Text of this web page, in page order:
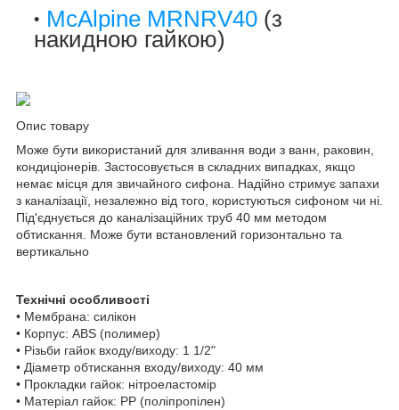
McAlpine MRNRV40 (з
накидною гайкою)
Опис товару
Може бути використаний для зливання води з ванн, раковин,
кондиціонерів. Застосовується в складних випадках, якщо
немає місця для звичайного сифона. Надійно стримує запахи
з каналізації, незалежно від того, користуються сифоном чи ні.
Під'єднується до каналізаційних труб 40 мм методом
обтискання. Може бути встановлений горизонтально та
вертикально
Технічні особливості
• Мембрана: силікон
• Корпус: ABS (полимер)
• Різьби гайок входу/виходу: 1 1/2"
• Діаметр обтискання входу/виходу: 40 мм
• Прокладки гайок: нітроеластомір
• Матеріал гайок: PP (поліпропілен)